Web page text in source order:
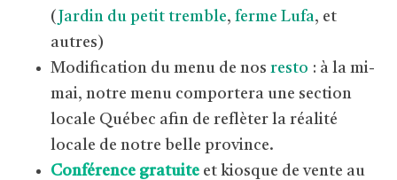
(
Jardin du petit tremble,ferme Lufa, et
autres)
Modification du menu de nosresto : à la mi-
mai, notre menu comportera une section
locale Québec afin de reflèter la réalité
locale de notre belle province.
Conférence gratuite et kiosque de vente au